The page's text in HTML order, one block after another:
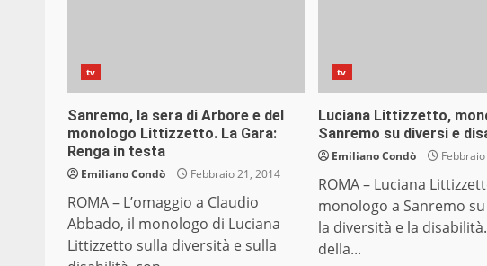
tv
Sanremo, la sera di Arbore e del
monologo Littizzetto. La Gara:
Renga in testa
Emiliano Condò Febbraio 21, 2014
ROMA – L’omaggio a Claudio
Abbado, il monologo di Luciana
Littizzetto sulla diversità e sulla
tv
Luciana Littizzetto,
Sanremo su diversi e
Emiliano Condò
ROMA – Luciana
monologo a Sanremo su
la diversità e la
della...